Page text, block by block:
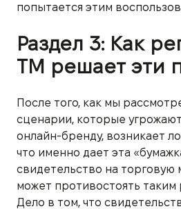
попытается этим
Раздел 3: Как
ТМ решает эти
После того, как мы
сценарии, которые
онлайн-бренду, возникает
что именно дает эта
свидетельство на торговую
может противостоять таким
Дело в том, что